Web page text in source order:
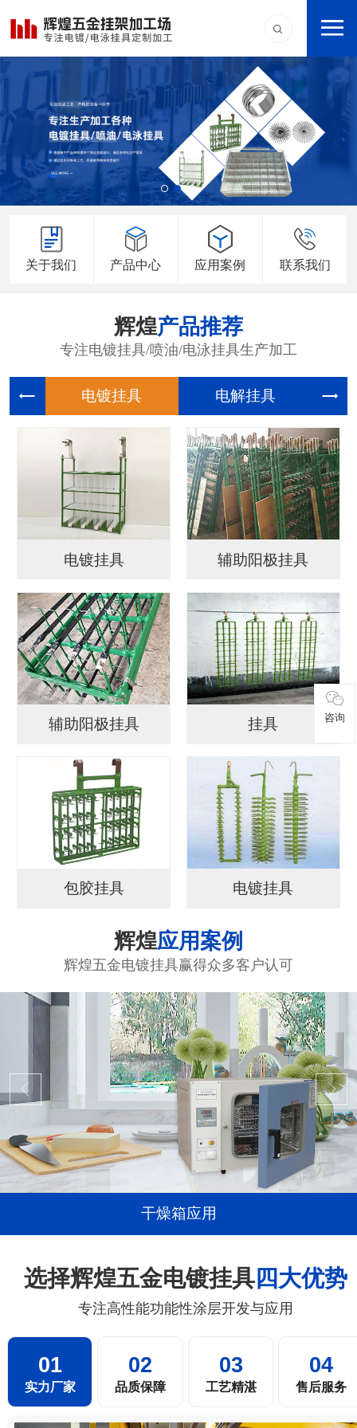
关于我们 产品中心 应用案例 联系我们
辉煌产品推荐
专注电镀挂具/喷油/电泳挂具生产加工
电镀挂具 电解挂具
电镀挂具 辅助阳极挂具
辅助阳极挂具 挂具
包胶挂具 电镀挂具
辉煌应用案例
辉煌五金电镀挂具赢得众多客户认可
干燥箱应用
选择辉煌五金电镀挂具四大优势
专注高性能功能性涂层开发与应用
01
实力厂家
02
品质保障
03
工艺精湛
04
售后服务
咨询